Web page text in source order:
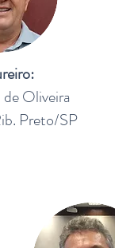
Oliveira
Preto/SP